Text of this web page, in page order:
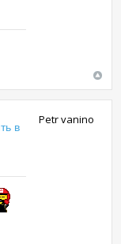
в
Petr vanino